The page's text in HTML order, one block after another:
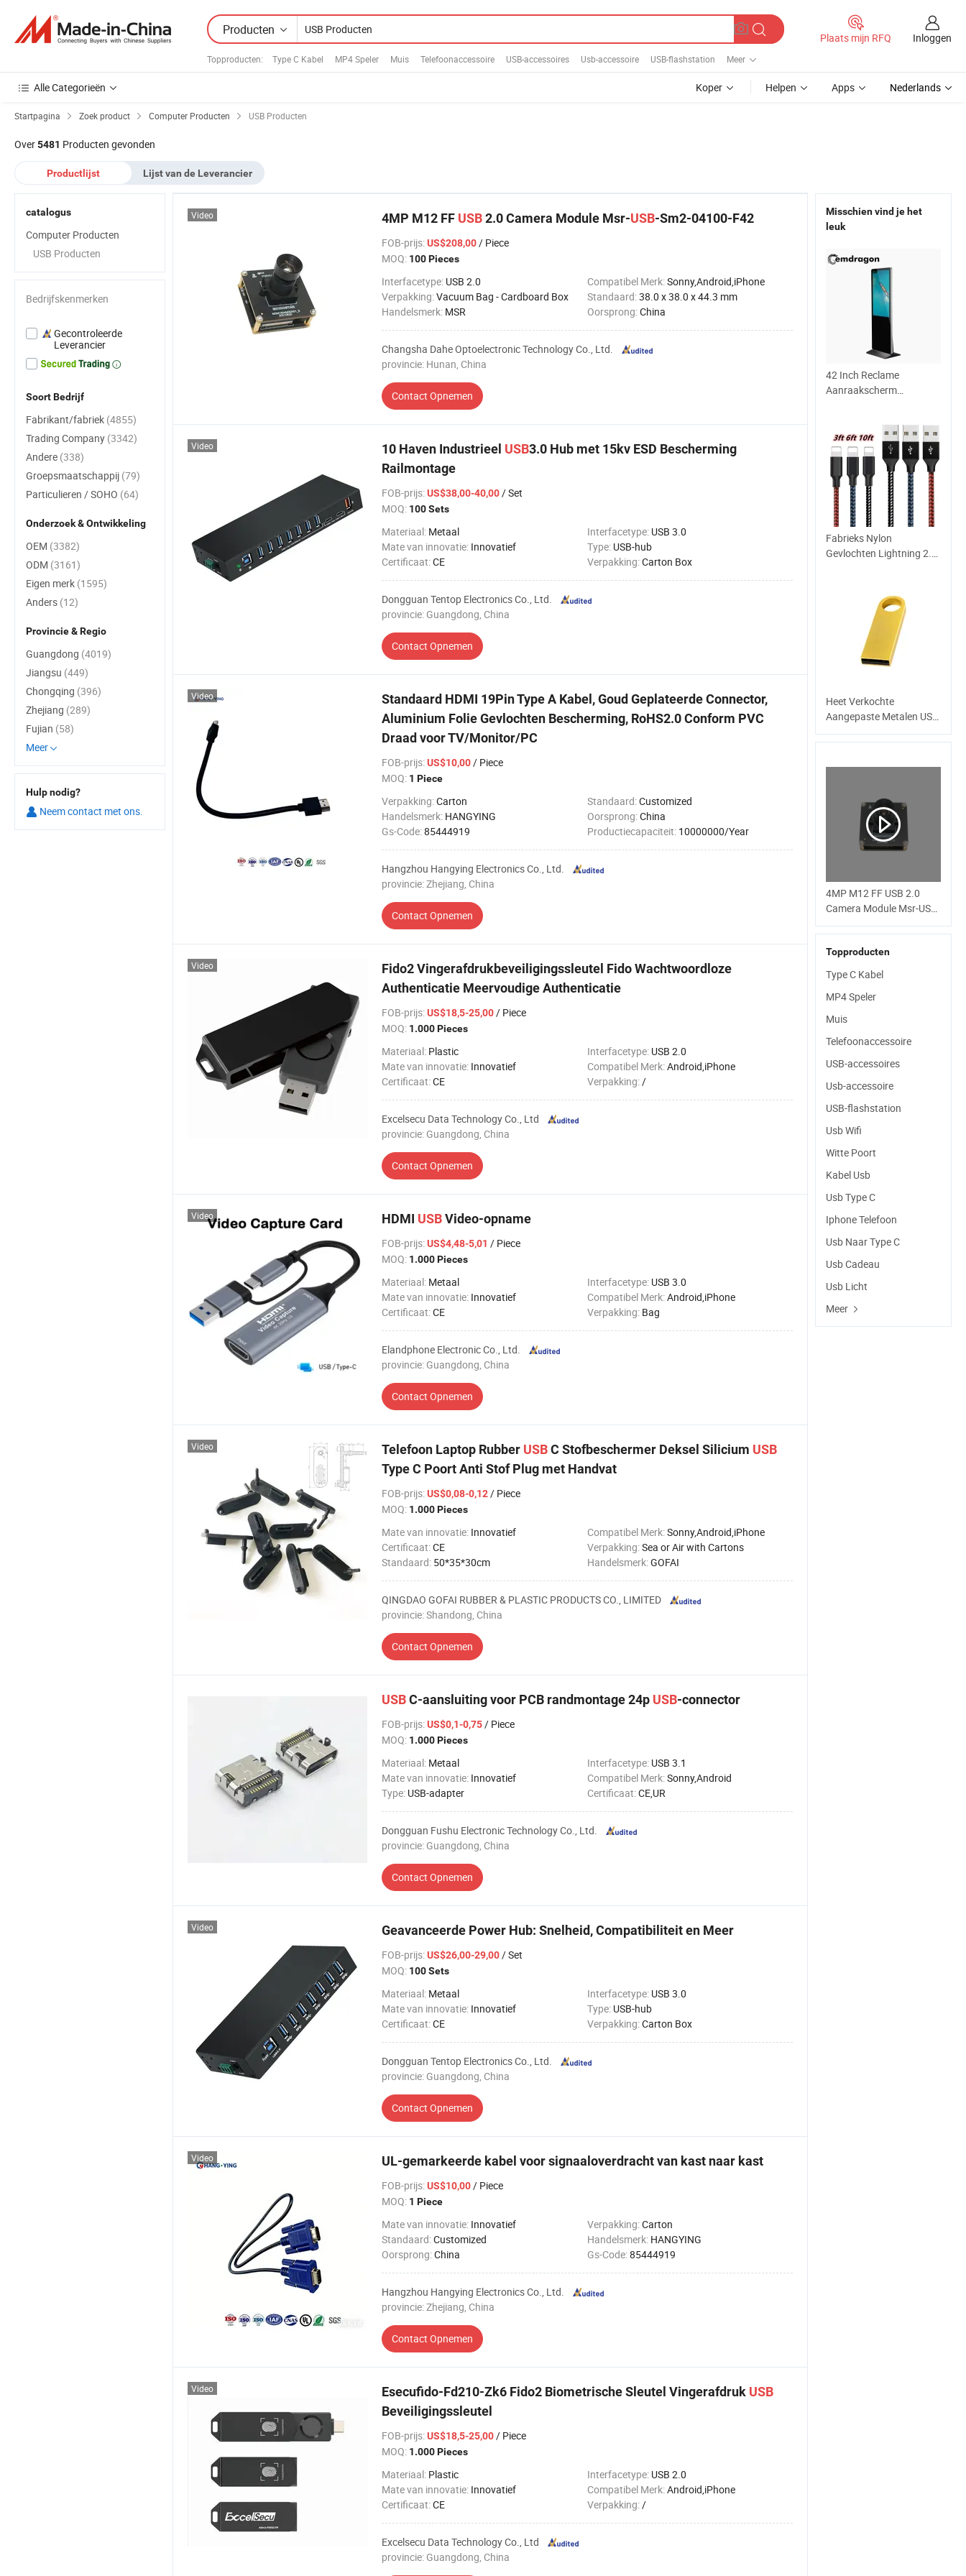
Producten
Topproducten: Type C Kabel MP4 Speler Muis Telefoonaccessoire USB-accessoires Usb-accessoire USB-flashstation Meer
Plaats mijn RFQ Inloggen
Alle Categorieën Koper Helpen Apps Nederlands
Startpagina Zoek product Computer Producten USB Producten
Over5481 Producten gevonden
Productlijst Lijst van de Leverancier
4MP M12 FF USB2.0 Camera Module Msr-USB-Sm2-04100-F42
FOB-prijs:US$208,00/ Piece
MOQ: 100 Pieces
Interfacetype: USB 2.0 Compatibel Merk:Sonny,Android,iPhone
Verpakking:Vacuum Bag - Cardboard Box Standaard:38.0 x 38.0 x 44.3 mm
Handelsmerk: MSR Oorsprong:China
Changsha Dahe Optoelectronic Technology Co., Ltd.
provincie: Hunan, China
Contact Opnemen
Video
10 Haven Industrieel USB3.0 Hub met 15kv ESD Bescherming
Railmontage
FOB-prijs:US$38,00-40,00/ Set
MOQ: 100 Sets
Materiaal: Metaal Interfacetype: USB 3.0
Mate van innovatie: Innovatief Type: USB-hub
Certificaat:CE Verpakking:Carton Box
Dongguan Tentop Electronics Co., Ltd.
provincie: Guangdong, China
Contact Opnemen
Video
Standaard HDMI 19Pin Type A Kabel, Goud Geplateerde Connector,
Aluminium Folie Gevlochten Bescherming, RoHS2.0 Conform PVC
Draad voor TV/Monitor/PC
FOB-prijs:US$10,00/ Piece
MOQ: 1 Piece
Verpakking:Carton Standaard:Customized
Handelsmerk: HANGYING Oorsprong:China
Gs-Code:85444919 Productiecapaciteit: 10000000/Year
Hangzhou Hangying Electronics Co., Ltd.
provincie: Zhejiang, China
Contact Opnemen
Video
Fido2 Vingerafdrukbeveiligingssleutel Fido Wachtwoordloze
Authenticatie Meervoudige Authenticatie
FOB-prijs:US$18,5-25,00/ Piece
MOQ: 1.000 Pieces
Materiaal: Plastic Interfacetype: USB 2.0
Mate van innovatie: Innovatief Compatibel Merk:Android,iPhone
Certificaat:CE Verpakking:/
Excelsecu Data Technology Co., Ltd
provincie: Guangdong, China
Contact Opnemen
Video
HDMI USBVideo-opname
FOB-prijs:US$4,48-5,01 / Piece
MOQ: 1.000 Pieces
Materiaal: Metaal Interfacetype: USB 3.0
Mate van innovatie: Innovatief Compatibel Merk:Android,iPhone
Certificaat:CE Verpakking: Bag
Elandphone Electronic Co., Ltd.
provincie: Guangdong, China
Contact Opnemen
Video
Telefoon Laptop Rubber USBC Stofbeschermer Deksel Silicium USB
Type C Poort Anti Stof Plug met Handvat
FOB-prijs:US$0,08-0,12/ Piece
MOQ: 1.000 Pieces
Mate van innovatie: Innovatief Compatibel Merk:Sonny,Android,iPhone
Certificaat:CE Verpakking:Sea or Air with Cartons
Standaard: 50*35*30cm Handelsmerk:GOFAI
QINGDAO GOFAI RUBBER & PLASTIC PRODUCTS CO., LIMITED
provincie: Shandong, China
Contact Opnemen
Video
USBC-aansluiting voor PCB randmontage 24p USB-connector
FOB-prijs:US$0,1-0,75/ Piece
MOQ: 1.000 Pieces
Materiaal: Metaal Interfacetype: USB 3.1
Mate van innovatie: Innovatief Compatibel Merk:Sonny,Android
Type: USB-adapter Certificaat:CE,UR
Dongguan Fushu Electronic Technology Co., Ltd.
provincie: Guangdong, China
Contact Opnemen
Geavanceerde Power Hub: Snelheid, Compatibiliteit en Meer
FOB-prijs:US$26,00-29,00/ Set
MOQ: 100 Sets
Materiaal: Metaal Interfacetype: USB 3.0
Mate van innovatie: Innovatief Type: USB-hub
Certificaat:CE Verpakking:Carton Box
Dongguan Tentop Electronics Co., Ltd.
provincie: Guangdong, China
Contact Opnemen
Video
UL-gemarkeerde kabel voor signaaloverdracht van kast naar kast
FOB-prijs:US$10,00/ Piece
MOQ: 1 Piece
Mate van innovatie: Innovatief Verpakking:Carton
Standaard:Customized Handelsmerk: HANGYING
Oorsprong:China Gs-Code:85444919
Hangzhou Hangying Electronics Co., Ltd.
provincie: Zhejiang, China
Contact Opnemen
Video
Esecufido-Fd210-Zk6 Fido2 Biometrische Sleutel Vingerafdruk USB
Beveiligingssleutel
FOB-prijs:US$18,5-25,00/ Piece
MOQ: 1.000 Pieces
Materiaal: Plastic Interfacetype: USB 2.0
Mate van innovatie: Innovatief Compatibel Merk:Android,iPhone
Certificaat:CE Verpakking:/
Excelsecu Data Technology Co., Ltd
provincie: Guangdong, China
Video
Misschien vind je het
leuk
42 Inch Reclame
Aanraakscherm
Advertentie Speler LED
Reclame 4K HD Weergave
Fabrieks Nylon
Gevlochten Lightning 2.0
Heet Verkochte
Aangepaste Metalen USB
Flash Drive 2.0/3.0 Pen
Drive 1GB voor 512GB
4MP M12 FF USB 2.0
Camera Module Msr-USB-
Sm2-04100-F42
Topproducten
Type C Kabel
MP4 Speler
Muis
Telefoonaccessoire
USB-accessoires
Usb-accessoire
USB-flashstation
Usb Wifi
Witte Poort
Kabel Usb
Usb Type C
Iphone Telefoon
Usb Naar Type C
Usb Cadeau
Usb Licht
Meer
catalogus
Computer Producten
USB Producten
Bedrijfskenmerken
Gecontroleerde
Leverancier
Soort Bedrijf
Fabrikant/fabriek (4855)
Trading Company (3342)
Andere (338)
Groepsmaatschappij (79)
Particulieren / SOHO (64)
Onderzoek & Ontwikkeling
OEM (3382)
ODM (3161)
Eigen merk (1595)
Anders (12)
Provincie & Regio
Guangdong (4019)
Jiangsu (449)
Chongqing (396)
Zhejiang (289)
Fujian (58)
Meer
Hulp nodig?
Neem contact met ons.